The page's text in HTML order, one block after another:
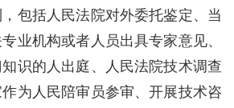
包括人民法院对外委托鉴定、当
业机构或者人员出具专家意见、
识的人出庭、人民法院技术调查
为人民陪审员参审、开展技术咨